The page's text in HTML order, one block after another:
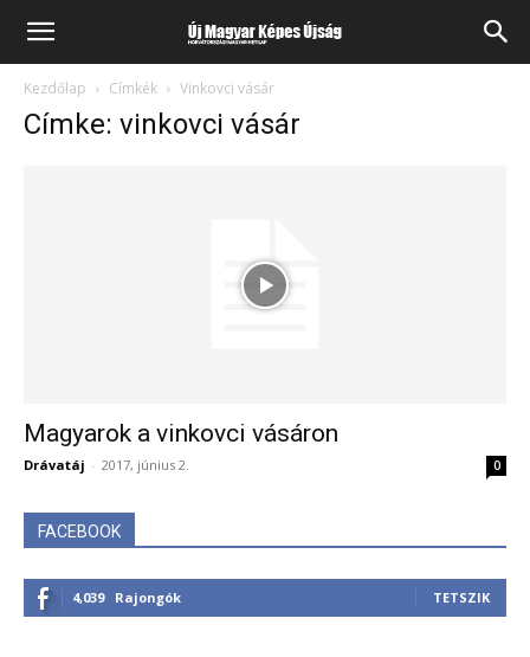
Kezdőlap Címkék Vinkovci vásár
Címke: vinkovci vásár
Magyarok a vinkovci vásáron
Drávatáj - 2017, június 2. 0
FACEBOOK
4,039 Rajongók TETSZIK